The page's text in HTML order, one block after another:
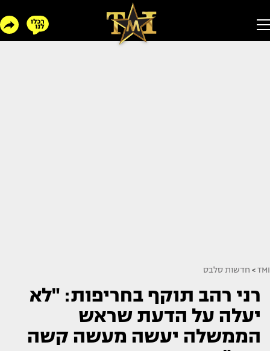
TMI
> חדשות סלבס
רני רהב תוקף בחריפות: "לא
יעלה על הדעת שראש
הממשלה יעשה מעשה קשה